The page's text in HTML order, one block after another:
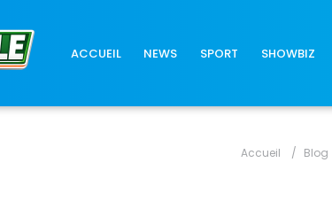
ACCUEIL NEWS SPORT SHOWBIZ
Accueil Blog